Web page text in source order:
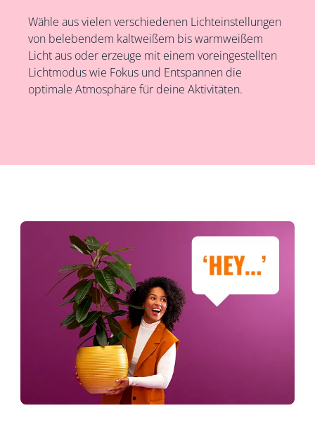
Wähle aus vielen verschiedenen Lichteinstellungen
von belebendem kaltweißem bis warmweißem
Licht aus oder erzeuge mit einem voreingestellten
Lichtmodus wie Fokus und Entspannen die
optimale Atmosphäre für deine Aktivitäten.